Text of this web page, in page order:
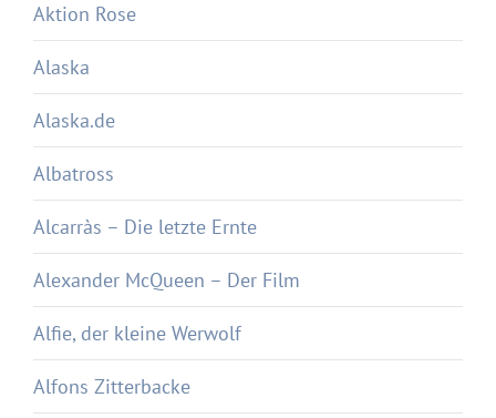
Aktion Rose
Alaska
Alaska.de
Albatross
Alcarràs – Die letzte Ernte
Alexander McQueen – Der Film
Alfie, der kleine Werwolf
Alfons Zitterbacke